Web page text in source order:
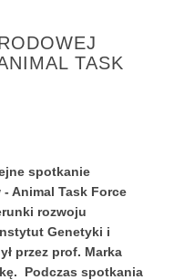
TASK
spotkanie
Animal Task Force
rozwoju
Genetyki i
przez prof. Marka
Podczas spotkania